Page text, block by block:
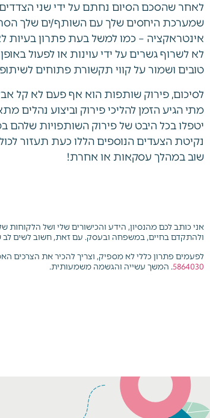
לאחר שהסכם הסיום נחתם על ידי שני
שמערכת היחסים שלך עם השותף/ים שלך
אינטראקציה – כמו למשל בעת פתרון בעיות
לא לשרוף גשרים על ידי עוינות או לפעול
טובים ושמור על קווי תקשורת פתוחים
לסיכום, פירוק שותפות הוא אף פעם לא קל
מתי הגיע הזמן להליכי פירוק וביצוע נהלים
יטפלו בכל היבט של פירוק השותפויות שלהם
נקיטת הצעדים הנוספים הללו כעת תעזור
שוב במהלך עסקאות או אחרת!
אני כותב לכם מהנסיון, הידע והכישורים שלי ושל הלקוחות
ולהתקדם בחיים, במשפחה ובעסק. עם זאת, חשוב לשים
לפעמים פתרון כללי לא מספיק, וצריך להכיר את הצרכים
5864030. המשך עשייה והגשמה משמעותית.